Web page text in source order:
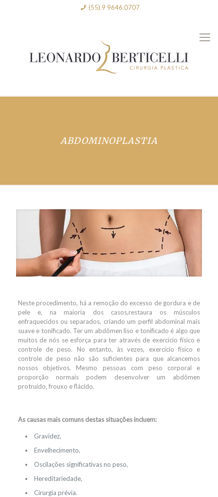
(55) 9 9646.0707
ABDOMINOPLASTIA
Neste procedimento, há a remoção do excesso de gordura e de
pele e, na maioria dos casos,restaura os músculos
enfraquecidos ou separados, criando um perfil abdominal mais
suave e tonificado. Ter um abdômen liso e tonificado é algo que
muitos de nós se esforça para ter através de exercício físico e
controle de peso. No entanto, às vezes, exercício físico e
controle de peso não são suficientes para que alcancemos
nossos objetivos. Mesmo pessoas com peso corporal e
proporção normais podem desenvolver um abdômen
protruído, frouxo e flácido.
As causas mais comuns destas situações incluem:
Gravidez,
Envelhecimento,
Oscilações significativas no peso,
Hereditariedade,
Cirurgia prévia.